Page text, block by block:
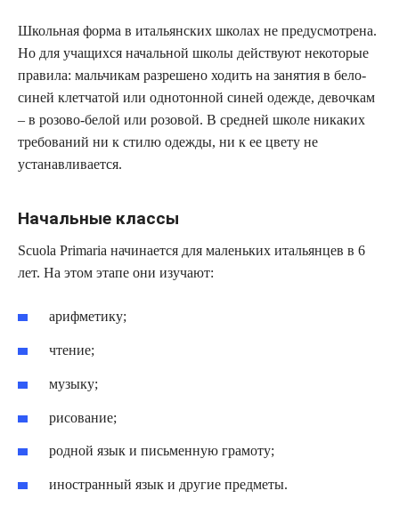
Школьная форма в итальянских школах не предусмотрена.
Но для учащихся начальной школы действуют некоторые
правила: мальчикам разрешено ходить на занятия в бело-
синей клетчатой или однотонной синей одежде, девочкам
– в розово-белой или розовой. В средней школе никаких
требований ни к стилю одежды, ни к ее цвету не
устанавливается.
Начальные классы
Scuola Primaria начинается для маленьких итальянцев в 6
лет. На этом этапе они изучают:
арифметику;
чтение;
музыку;
рисование;
родной язык и письменную грамоту;
иностранный язык и другие предметы.